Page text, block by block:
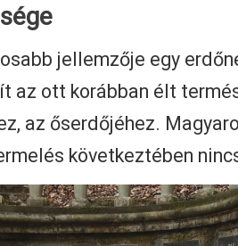
jellemzője egy
az ott korábban élt
az őserdőjéhez.
következtében